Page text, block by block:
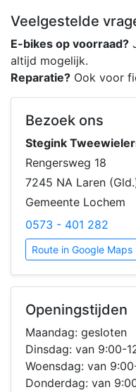
Veelgestelde
E-bikes op voorraad?
altijd mogelijk.
Reparatie? Ook voor
Bezoek ons
Stegink
Rengersweg 18
7245 NA Laren
Gemeente Lochem
0573 - 401 282
Route in Google Maps
Openingstijden
Maandag: gesloten
Dinsdag: van 9:00-
Woensdag: van
Donderdag: van